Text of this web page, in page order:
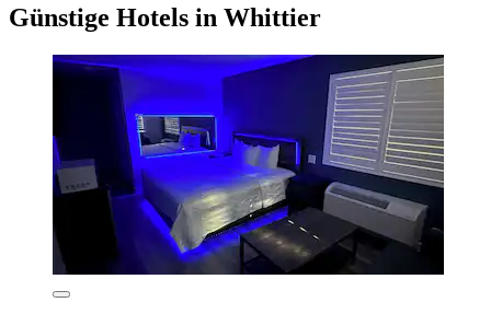
Günstige Hotels in Whittier